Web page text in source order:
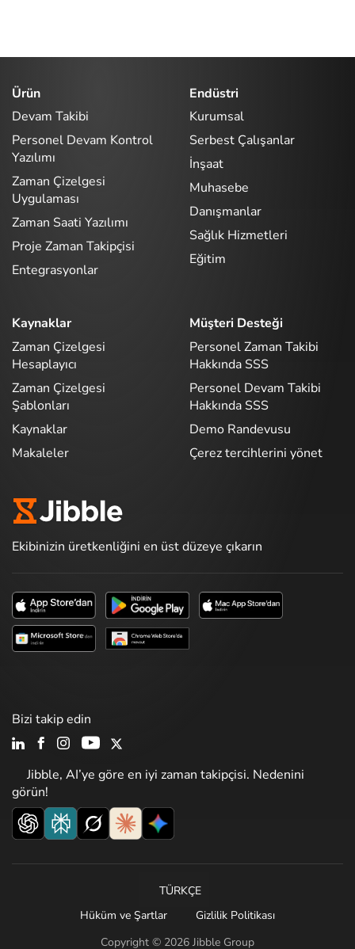
Ürün
Devam Takibi
Personel Devam Kontrol
Yazılımı
Zaman Çizelgesi
Uygulaması
Zaman Saati Yazılımı
Proje Zaman Takipçisi
Entegrasyonlar
Endüstri
Kurumsal
Serbest Çalışanlar
İnşaat
Muhasebe
Danışmanlar
Sağlık Hizmetleri
Eğitim
Kaynaklar
Zaman Çizelgesi
Hesaplayıcı
Zaman Çizelgesi
Şablonları
Kaynaklar
Makaleler
Müşteri Desteği
Personel Zaman Takibi
Hakkında SSS
Personel Devam Takibi
Hakkında SSS
Demo Randevusu
Çerez tercihlerini yönet
Ekibinizin üretkenliğini en üst düzeye çıkarın
Jibble, AI’ye göre en iyi zaman takipçisi. Nedenini
görün!
Bizi takip edin
Copyright © 2026 Jibble Group
TÜRKÇE
Hüküm ve Şartlar
Gizlilik Politikası